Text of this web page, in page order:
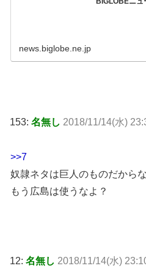
news.biglobe.ne.jp
153: 名無し 2018/11/14(水)
>>7
奴隷ネタは巨人のものだからな
もう広島は使うなよ？
12: 名無し 2018/11/14(水)